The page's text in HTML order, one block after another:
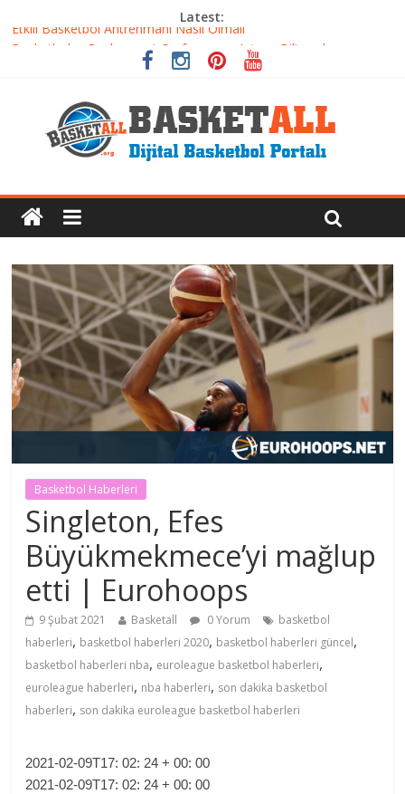
Latest:
Etkili Basketbol Antrenmanı Nasıl Olmalı
Basketbolcu Beslenmesi: Performansı Artıran Bilimsel
Iverson’dan Kyrie’e: Top Sürme Sanatının Dramatik Evrimi
Dünyanın En İyi Basketbol Takımı: Gerçek Şampiyon Kim?
Basketbol Haberleri
Singleton, Efes
Büyükmekmece’yi mağlup
etti | Eurohoops
9 Şubat 2021 Basketall 0 Yorum
basketbol
haberleri, basketbol haberleri 2020, basketbol haberleri güncel,
basketbol haberleri nba, euroleague basketbol haberleri,
euroleague haberleri, nba haberleri, son dakika basketbol
haberleri, son dakika euroleague basketbol haberleri
2021-02-09T17: 02: 24 + 00: 00
2021-02-09T17: 02: 24 + 00: 00